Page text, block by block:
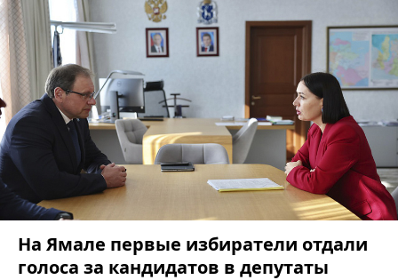
На Ямале первые избиратели отдали
голоса за кандидатов в депутаты